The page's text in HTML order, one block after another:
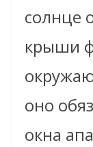
солнце
крыши
оно
окна